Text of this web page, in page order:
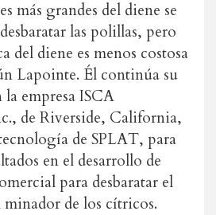
más grandes del diene se
las polillas, pero
del diene es menos costosa
Lapointe. Él continúa su
empresa ISCA
de Riverside, California,
de SPLAT, para
en el desarrollo de
para desbaratar el
minador de los cítricos.